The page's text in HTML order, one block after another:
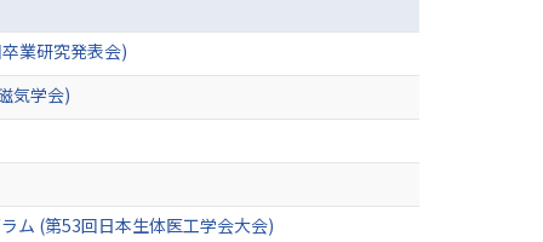
業研究発表会)
気学会)
ム (第53回日本生体医工学会大会)